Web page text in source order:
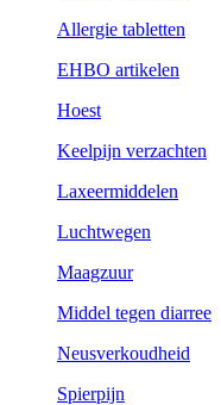
Allergie tabletten
EHBO artikelen
Hoest
Keelpijn verzachten
Laxeermiddelen
Luchtwegen
Maagzuur
Middel tegen diarree
Neusverkoudheid
Spierpijn